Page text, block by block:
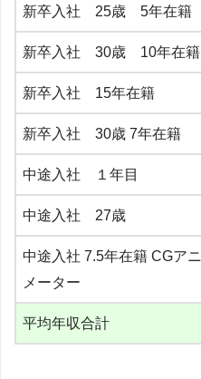
新卒入社 25歳 5年在籍
新卒入社 30歳 10年在籍
新卒入社 15年在籍
新卒入社 30歳 7年在籍
中途入社 １年目
中途入社 27歳
中途入社 7.5年在籍 CGアニ
メーター
平均年収合計